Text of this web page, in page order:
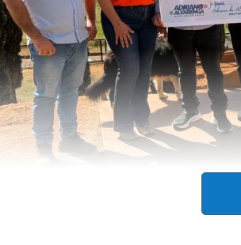
Causa Animal: Deputado Adriano Alvarenga entrega